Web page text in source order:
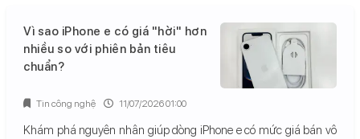
Vì sao iPhone e có giá "hời" hơn
nhiều so với phiên bản tiêu
chuẩn?
Khám phá nguyên nhân giúp dòng iPhone e có mức giá bán vô
Tin công nghệ 11/07/2026 01:00